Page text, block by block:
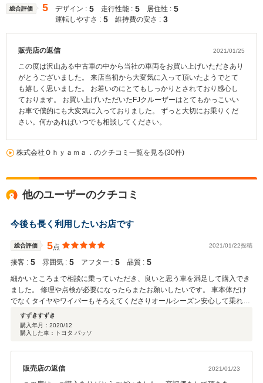
総合評価 5 デザイン : 5 走行性能 : 5 居住性 : 5
運転しやすさ : 5 維持費の安さ : 3
販売店の返信 2021/01/25
この度は沢山ある中古車の中から当社の車両をお買い上げいただきあり
がとうございました。 来店当初から大変気に入って頂いたようでとて
も嬉しく思いました。 お若いのにとてもしっかりとされており感心し
ております。 お買い上げいただいたFJクルーザーはとてもかっこいい
お車で僕的にも大変気に入っておりました。 ずっと大切にお乗りくだ
さい。何かあればいつでも相談してください。
株式会社Ｏｈｙａｍａ．のクチコミ一覧を見る(30件)
他のユーザーのクチコミ
今後も長く利用したいお店です
総合評価 5点 2021/01/22投稿
接客 : 5 雰囲気 : 5 アフター : 5 品質 : 5
細かいところまで相談に乗っていただき、良いと思う車を満足して購入でき
ました。 修理や点検が必要になったらまたお願いしたいです。 車本体だけ
でなくタイヤやワイパーもそろえてくださりオールシーズン安心して乗れま
す。 ありがとうございました。
すずきすずき
購入年月： 2020/12
購入した車：トヨタ パッソ
販売店の返信 2021/01/23